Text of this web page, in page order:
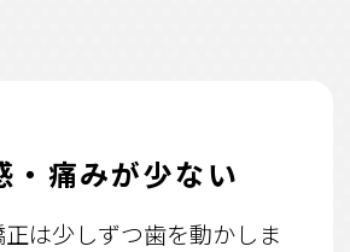
・痛みが少ない
は少しずつ歯を動かしま